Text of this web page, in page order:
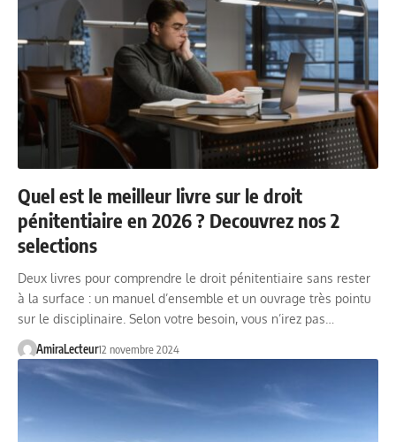
Quel est le meilleur livre sur le droit
pénitentiaire en 2026 ? Decouvrez nos 2
selections
Deux livres pour comprendre le droit pénitentiaire sans rester
à la surface : un manuel d’ensemble et un ouvrage très pointu
sur le disciplinaire. Selon votre besoin, vous n’irez pas…
AmiraLecteur12 novembre 2024